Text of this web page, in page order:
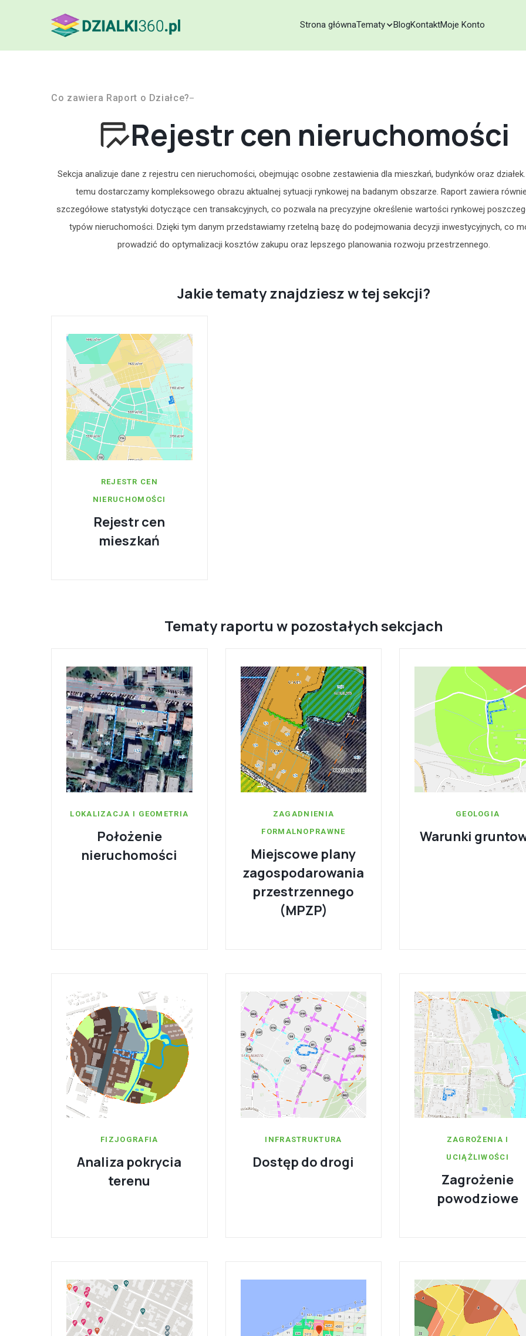
Strona głównaTematy BlogKontaktMoje Konto
Co zawiera Raport o Działce?
Rejestr cen nieruchomości
Sekcja analizuje dane z rejestru cen nieruchomości, obejmując osobne zestawienia dla mieszkań, budynków oraz
temu dostarczamy kompleksowego obrazu aktualnej sytuacji rynkowej na badanym obszarze. Raport zawiera
szczegółowe statystyki dotyczące cen transakcyjnych, co pozwala na precyzyjne określenie wartości rynkowej
typów nieruchomości. Dzięki tym danym przedstawiamy rzetelną bazę do podejmowania decyzji inwestycyjnych, co
prowadzić do optymalizacji kosztów zakupu oraz lepszego planowania rozwoju przestrzennego.
Jakie tematy znajdziesz w tej sekcji?
REJESTR CEN
NIERUCHOMOŚCI
Rejestr cen
mieszkań
Tematy raportu w pozostałych sekcjach
LOKALIZACJA I GEOMETRIA
Położenie
nieruchomości
ZAGADNIENIA
FORMALNOPRAWNE
Miejscowe plany
zagospodarowania
przestrzennego
(MPZP)
GEOLOGIA
Warunki
FIZJOGRAFIA
Analiza pokrycia
terenu
INFRASTRUKTURA
Dostęp do drogi
ZAGROŻENIA I
UCIĄŻLIWOŚCI
Zagrożenie
powodziowe